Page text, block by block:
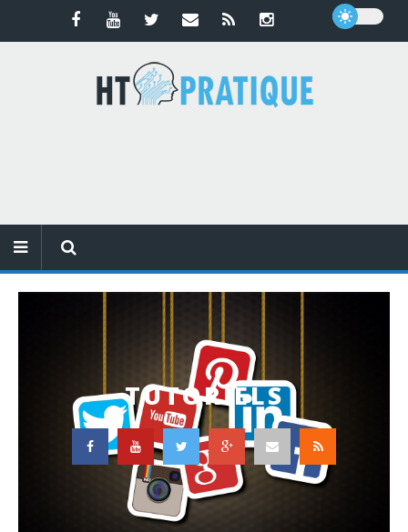
TUTORIELS